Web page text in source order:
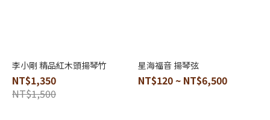
李小剛 精品紅木頭揚琴竹
NT$1,350
NT$1,500
星海福音 揚琴弦
NT$120 ~ NT$6,500